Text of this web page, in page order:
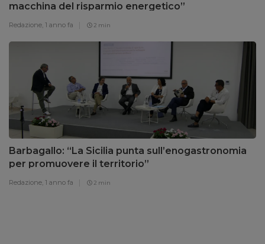
macchina del risparmio energetico”
Redazione, 1 anno fa 2 min
Barbagallo: “La Sicilia punta sull’enogastronomia
per promuovere il territorio”
Redazione, 1 anno fa 2 min